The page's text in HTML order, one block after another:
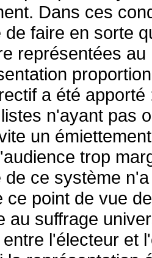
Dans ces
de faire en sorte
représentées
a été
n'ayant pas
un
trop
de ce système
ce point de vue
au suffrage
l'électeur et